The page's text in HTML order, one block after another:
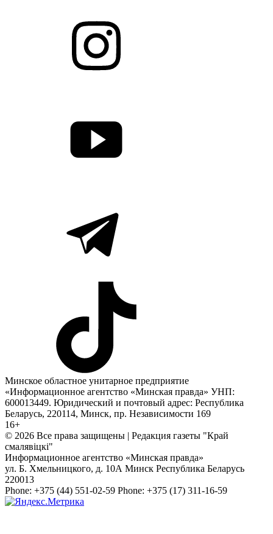
Минское областное унитарное предприятие
«Информационное агентство «Минская правда» УНП:
600013449. Юридический и почтовый адрес: Республика
Беларусь, 220114, Минск, пр. Независимости 169
16+
© 2026 Все права защищены | Редакция газеты "Край
смалявiцкi"
Информационное агентство «Минская правда»
ул. Б. Хмельницкого, д. 10А Минск Республика Беларусь
220013
Phone: +375 (44) 551-02-59 Phone: +375 (17) 311-16-59